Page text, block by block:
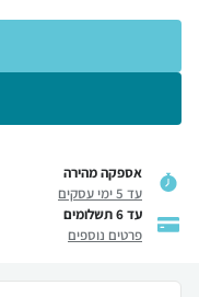
אספקה מהירה
עד 5 ימי עסקים
עד 6 תשלומים
פרטים נוספים